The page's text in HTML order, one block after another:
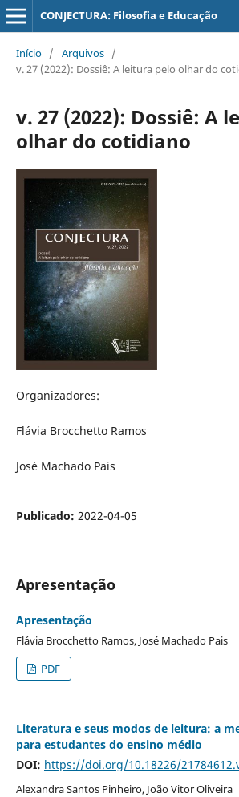
CONJECTURA: Filosofia e Educação
Início / Arquivos /
v. 27 (2022): Dossiê: A leitura pelo olhar do
v. 27 (2022): Dossiê: A
olhar do cotidiano
Organizadores:
Flávia Brocchetto Ramos
José Machado Pais
Publicado: 2022-04-05
Apresentação
Apresentação
Flávia Brocchetto Ramos, José Machado Pais
PDF
Literatura e seus modos de leitura: a
para estudantes do ensino médio
DOI: https://doi.org/10.18226/
Alexandra Santos Pinheiro, João Vitor Oliveira